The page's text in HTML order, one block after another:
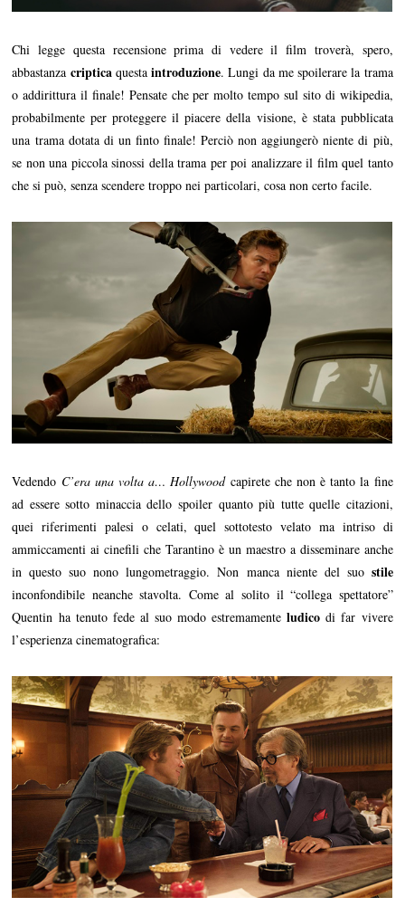
Chi legge questa recensione prima di vedere il film troverà, spero,
abbastanza criptica questaintroduzione. Lungi da me spoilerare la trama
o addirittura il finale! Pensate che per molto tempo sul sito di wikipedia,
probabilmente per proteggere il piacere della visione, è stata pubblicata
una trama dotata di un finto finale! Perciò non aggiungerò niente di più,
se non una piccola sinossi della trama per poi analizzare il film quel tanto
che si può, senza scendere troppo nei particolari, cosa non certo facile.
Vedendo C’era una volta a… Hollywoodcapirete che non è tanto la fine
ad essere sotto minaccia dello spoiler quanto più tutte quelle citazioni,
quei riferimenti palesi o celati, quel sottotesto velato ma intriso di
ammiccamenti ai cinefili che Tarantino è un maestro a disseminare anche
in questo suo nono lungometraggio. Non manca niente del suo stile
inconfondibile neanche stavolta. Come al solito il “collega spettatore”
Quentin ha tenuto fede al suo modo estremamenteludico di far vivere
l’esperienza cinematografica: